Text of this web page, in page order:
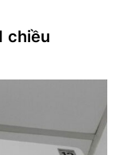
chiều